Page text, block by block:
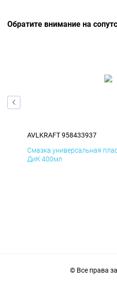
Обратите внимание на
AVLKRAFT 958433937
Смазка универсальная
ДиК 400мл
© Все права